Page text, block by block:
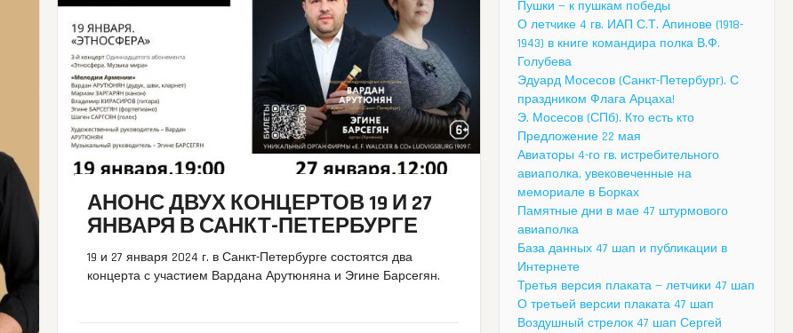
АНОНС ДВУХ КОНЦЕРТОВ 19 И 27
ЯНВАРЯ В САНКТ-ПЕТЕРБУРГЕ
19 и 27 января 2024 г. в Санкт-Петербурге состоятся два
концерта с участием Вардана Арутюняна и Эгине Барсегян.
Пушки — к пушкам победы
О летчике 4 гв. ИАП С.Т. Апинове (1918-
1943) в книге командира полка В.Ф.
Голубева
Эдуард Мосесов (Санкт-Петербург). С
праздником Флага Арцаха!
Э. Мосесов (СПб). Кто есть кто
Предложение 22 мая
Авиаторы 4-го гв. истребительного
авиаполка, увековеченные на
мемориале в Борках
Памятные дни в мае 47 штурмового
авиаполка
База данных 47 шап и публикации в
Интернете
Третья версия плаката — летчики 47 шап
О третьей версии плаката 47 шап
Воздушный стрелок 47 шап Сергей